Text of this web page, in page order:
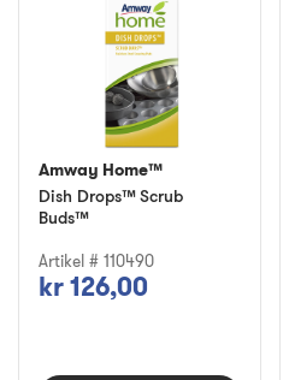
Amway Home™
Dish Drops™ Scrub
Buds™
Artikel # 110490
kr 126,00